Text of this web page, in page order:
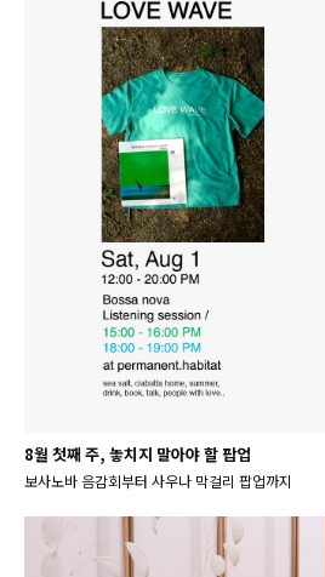
8월 첫째 주, 놓치지 말아야 할 팝업
보사노바 음감회부터 사우나 막걸리 팝업까지